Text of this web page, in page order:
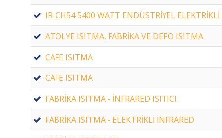
IR-CH54 5400 WATT ENDÜSTRİYEL ELEKTRİKLİ
ATÖLYE ISITMA, FABRİKA VE DEPO ISITMA
CAFE ISITMA
CAFE ISITMA
FABRİKA ISITMA - İNFRARED ISITICI
FABRİKA ISITMA - ELEKTRİKLİ İNFRARED